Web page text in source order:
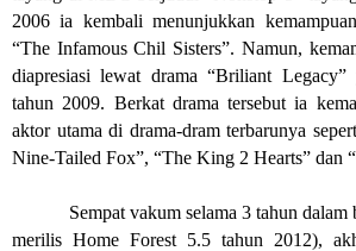
2006 ia kembali menunjukkan
“The Infamous Chil Sisters”. Namun,
diapresiasi lewat drama “Briliant
tahun 2009. Berkat drama tersebut ia
aktor utama di drama-dram terbarunya
Nine-Tailed Fox”, “The King 2 Hearts” dan
Sempat vakum selama 3 tahun
merilis Home Forest 5.5 tahun 2012),